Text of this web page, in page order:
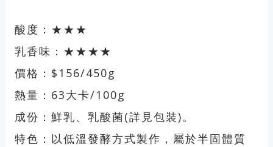
酸度：★★★
乳香味：★★★★
價格：$156/450g
熱量：63大卡/100g
成份：鮮乳、乳酸菌(詳見包裝)。
特色：以低溫發酵方式製作，屬於半固體質